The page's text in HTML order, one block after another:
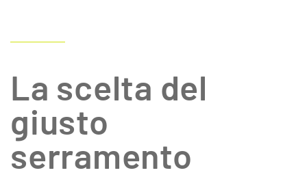
La scelta del
giusto
serramento